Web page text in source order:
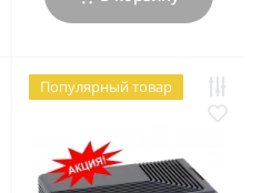
Популярный товар